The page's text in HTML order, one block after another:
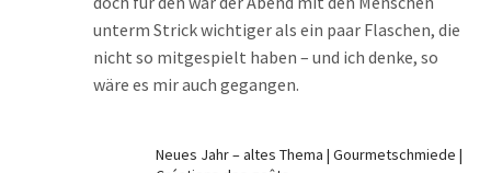
unterm Strick wichtiger als ein paar Flaschen, die
nicht so mitgespielt haben – und ich denke, so
wäre es mir auch gegangen.
Neues Jahr – altes Thema | Gourmetschmiede |